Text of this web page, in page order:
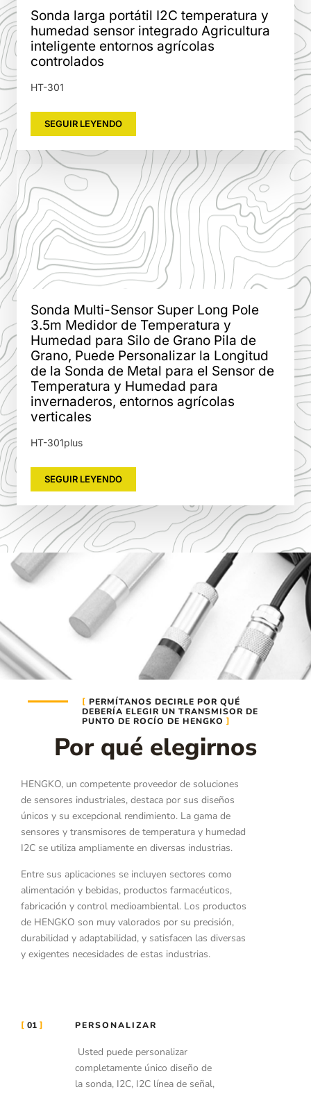
Sonda larga portátil I2C temperatura y
humedad sensor integrado Agricultura
inteligente entornos agrícolas
controlados
HT-301
SEGUIR LEYENDO
Sonda Multi-Sensor Super Long Pole
3.5m Medidor de Temperatura y
Humedad para Silo de Grano Pila de
Grano, Puede Personalizar la Longitud
de la Sonda de Metal para el Sensor de
Temperatura y Humedad para
invernaderos, entornos agrícolas
verticales
HT-301plus
SEGUIR LEYENDO
PERMÍTANOS DECIRLE POR QUÉ
DEBERÍA ELEGIR UN TRANSMISOR DE
PUNTO DE ROCÍO DE HENGKO
Por qué elegirnos
HENGKO, un competente proveedor de soluciones
de sensores industriales, destaca por sus diseños
únicos y su excepcional rendimiento. La gama de
sensores y transmisores de temperatura y humedad
I2C se utiliza ampliamente en diversas industrias.
Entre sus aplicaciones se incluyen sectores como
alimentación y bebidas, productos farmacéuticos,
fabricación y control medioambiental. Los productos
de HENGKO son muy valorados por su precisión,
durabilidad y adaptabilidad, y satisfacen las diversas
y exigentes necesidades de estas industrias.
01 PERSONALIZAR
Usted puede personalizar
completamente único diseño de
la sonda, I2C, I2C línea de señal,